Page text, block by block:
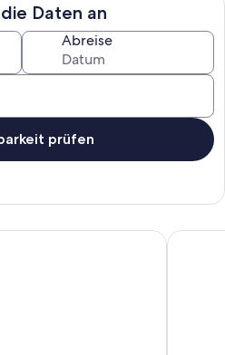
Daten an
Abreise
prüfen
Urlaubsinsel SYLT /
Einfach